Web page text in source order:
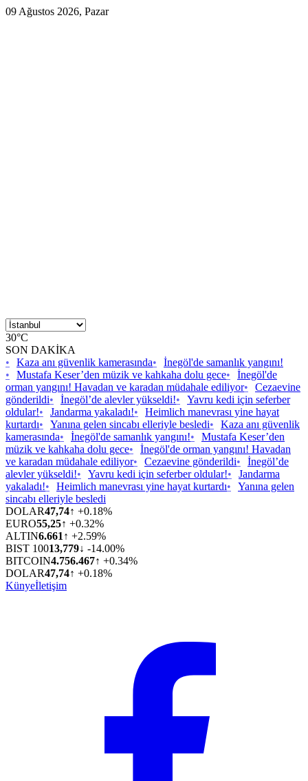
09 Ağustos 2026, Pazar
30°C
SON DAKİKA
•
Kaza anı güvenlik kamerasında•
İnegöl'de samanlık yangını!
•
Mustafa Keser’den müzik ve kahkaha dolu gece•
İnegöl'de
orman yangını! Havadan ve karadan müdahale ediliyor•
Cezaevine
gönderildi• İnegöl’de alevler yükseldi!•
Yavru kedi için seferber
oldular!• Jandarma yakaladı!•
Heimlich manevrası yine hayat
kurtardı• Yanına gelen sincabı elleriyle besledi•
Kaza anı güvenlik
kamerasında• İnegöl'de samanlık yangını!•
Mustafa Keser’den
müzik ve kahkaha dolu gece•
İnegöl'de orman yangını! Havadan
ve karadan müdahale ediliyor• Cezaevine gönderildi•
İnegöl’de
alevler yükseldi!• Yavru kedi için seferber oldular!•
Jandarma
yakaladı!• Heimlich manevrası yine hayat kurtardı•
Yanına gelen
sincabı elleriyle besledi
DOLAR47,74↑ +0.18%
EURO55,25↑ +0.32%
ALTIN6.661 ↑ +2.59%
BIST 10013,779↓ -14.00%
BITCOIN4.756.467↑ +0.34%
DOLAR47,74↑ +0.18%
Künyeİletişim